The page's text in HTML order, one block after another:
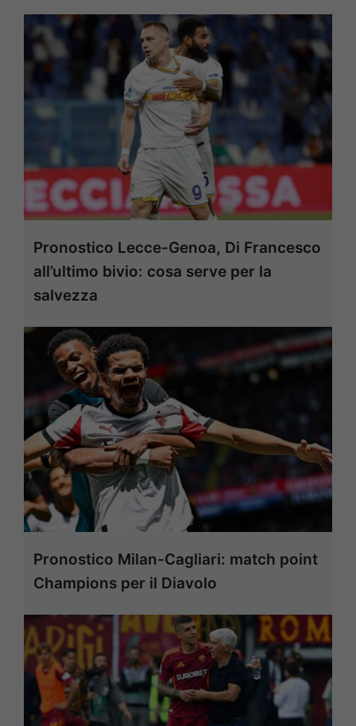
Pronostico Lecce-Genoa, Di Francesco
all’ultimo bivio: cosa serve per la
salvezza
Pronostico Milan-Cagliari: match point
Champions per il Diavolo